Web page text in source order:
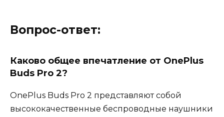
Вопрос-ответ:
Каково общее впечатление от OnePlus
Buds Pro 2?
OnePlus Buds Pro 2 представляют собой
высококачественные беспроводные наушники